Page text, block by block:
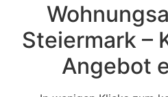
Steiermark –
Angebot